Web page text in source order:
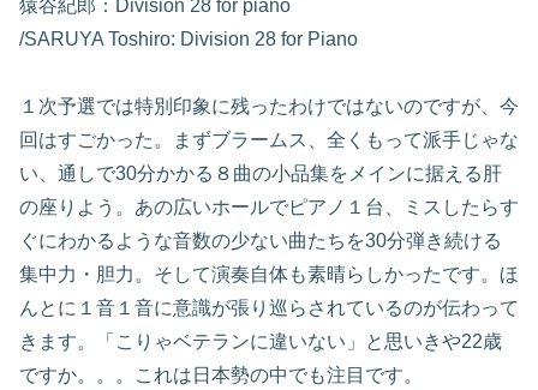
猿谷紀郎：Division 28 for piano
/SARUYA Toshiro: Division 28 for Piano
１次予選では特別印象に残ったわけではないのですが、今
回はすごかった。まずブラームス、全くもって派手じゃな
い、通しで30分かかる８曲の小品集をメインに据える肝
の座りよう。あの広いホールでピアノ１台、ミスしたらす
ぐにわかるような音数の少ない曲たちを30分弾き続ける
集中力・胆力。そして演奏自体も素晴らしかったです。ほ
んとに１音１音に意識が張り巡らされているのが伝わって
きます。「こりゃベテランに違いない」と思いきや22歳
ですか。。。これは日本勢の中でも注目です。